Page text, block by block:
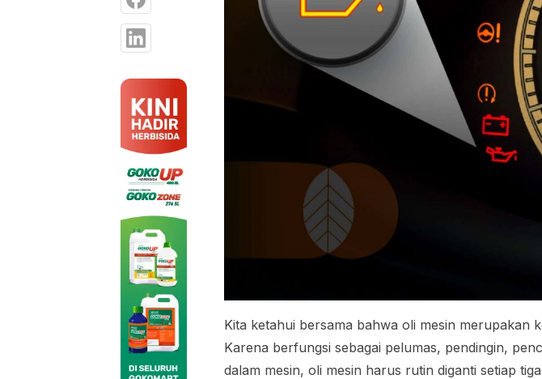
Kita ketahui bersama bahwa oli mesin merupakan
Karena berfungsi sebagai pelumas, pendingin,
dalam mesin, oli mesin harus rutin diganti setiap